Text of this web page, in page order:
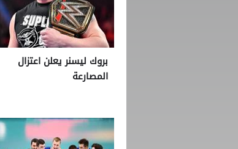
بروك ليسنر يعلن اعتزال
المصارعة